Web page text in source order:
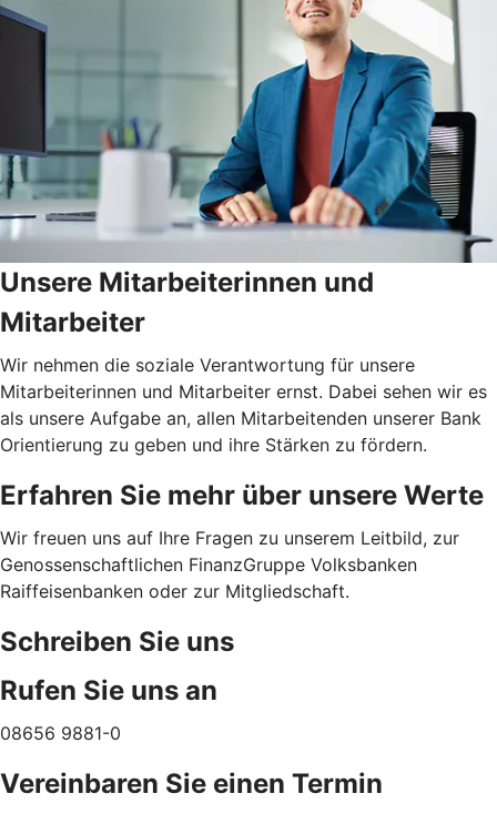
Unsere Mitarbeiterinnen und
Mitarbeiter
Wir nehmen die soziale Verantwortung für unsere
Mitarbeiterinnen und Mitarbeiter ernst. Dabei sehen wir es
als unsere Aufgabe an, allen Mitarbeitenden unserer Bank
Orientierung zu geben und ihre Stärken zu fördern.
Erfahren Sie mehr über unsere Werte
Wir freuen uns auf Ihre Fragen zu unserem Leitbild, zur
Genossenschaftlichen FinanzGruppe Volksbanken
Raiffeisenbanken oder zur Mitgliedschaft.
Schreiben Sie uns
Rufen Sie uns an
08656 9881-0
Vereinbaren Sie einen Termin